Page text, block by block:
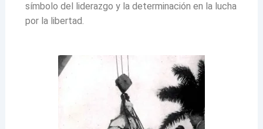
símbolo del liderazgo y la determinación en la lucha
por la libertad.